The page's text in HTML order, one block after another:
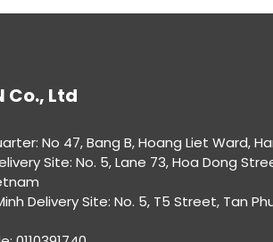
Co., Ltd
No 47, Bang B, Hoang Liet Ward,
Site: No. 5, Lane 73, Hoa Dong
Delivery Site: No. 5, T5 Street, Tan